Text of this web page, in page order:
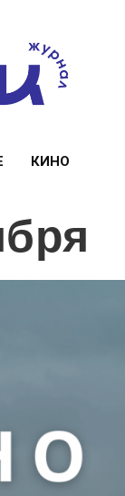
КИНО